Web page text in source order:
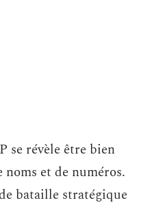
se révèle être bien
et de numéros.
bataille stratégique